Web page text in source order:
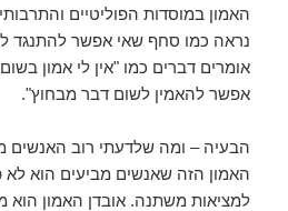
האמון במוסדות הפוליטיים
נראה כמו סחף שאי אפשר להתנגד לו,
אומרים דברים כמו "אין לי אמון
אפשר להאמין לשום דבר מבחוץ".
הבעיה – ומה שלדעתי רוב האנשים
האמון הזה שאנשים מביעים הוא לא
למציאות משתנה. אובדן האמון הוא